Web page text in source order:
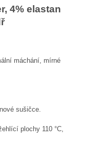
4% elastan
máchání, mírné
sušičce.
plochy 110 °C,